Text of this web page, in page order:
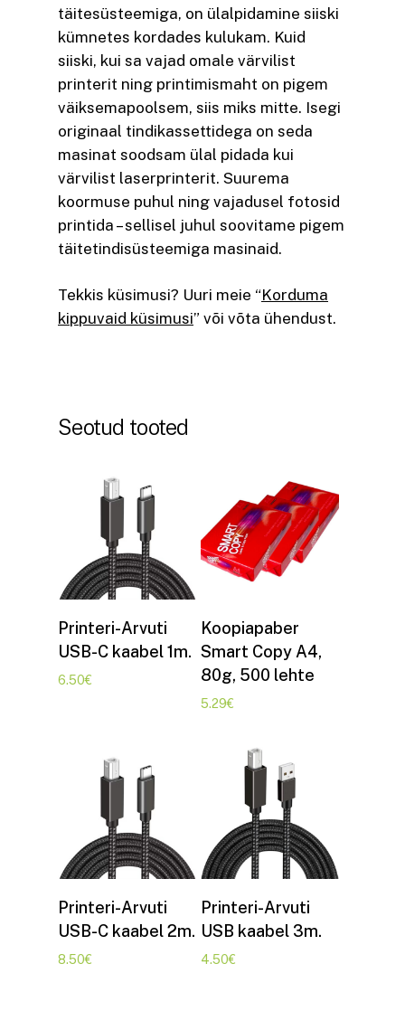
täitesüsteemiga, on ülalpidamine siiski
kümnetes kordades kulukam. Kuid
siiski, kui sa vajad omale värvilist
printerit ning printimismaht on pigem
väiksemapoolsem, siis miks mitte. Isegi
originaal tindikassettidega on seda
masinat soodsam ülal pidada kui
värvilist laserprinterit. Suurema
koormuse puhul ning vajadusel fotosid
printida – sellisel juhul soovitame pigem
täitetindisüsteemiga masinaid.
Tekkis küsimusi? Uuri meie “Korduma
kippuvaid küsimusi” või võta ühendust.
Seotud tooted
Printeri-Arvuti
USB-C kaabel 1m.
6.50€
Koopiapaber
Smart Copy A4,
80g, 500 lehte
5.29€
Lisa korvi
Printeri-Arvuti
USB-C kaabel 2m.
8.50€
Lisa korvi
Printeri-Arvuti
USB kaabel 3m.
4.50€